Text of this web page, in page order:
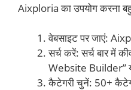
Aixploria का उपयोग करना
वेबसाइट पर जाएं:
सर्च करें: सर्च बार में
Website Builder”
कैटेगरी चुनें: 50+